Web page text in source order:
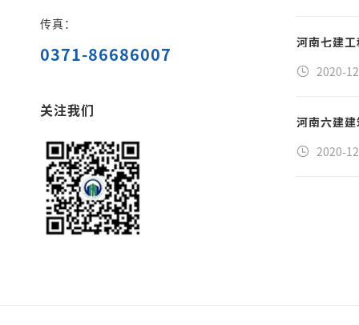
传真：
0371-86686007
关注我们
河南七建
2020-
河南六建
2020-